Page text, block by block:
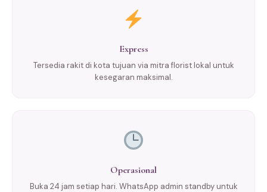
Express
Tersedia rakit di kota tujuan via mitra florist lokal untuk
kesegaran maksimal.
Operasional
Buka 24 jam setiap hari. WhatsApp admin standby untuk